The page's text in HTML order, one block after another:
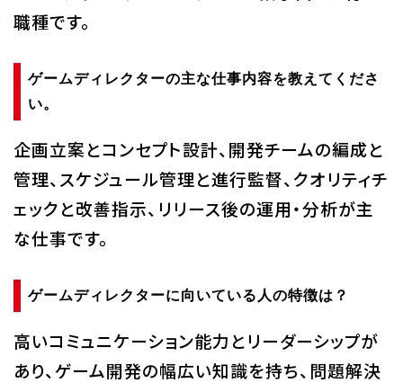
職種です。
ゲームディレクターの主な仕事内容を教えてくださ
い。
企画立案とコンセプト設計、開発チームの編成と
管理、スケジュール管理と進行監督、クオリティチ
ェックと改善指示、リリース後の運用・分析が主
な仕事です。
ゲームディレクターに向いている人の特徴は？
高いコミュニケーション能力とリーダーシップが
あり、ゲーム開発の幅広い知識を持ち、問題解決